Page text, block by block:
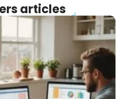
articles